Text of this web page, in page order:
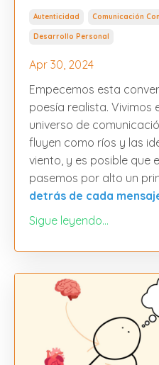
Autenticidad Comunicación
Desarrollo Personal
Apr 30, 2024
Empecemos esta
poesía realista. Vivimos
universo de
fluyen como ríos y las
viento, y es posible que
pasemos por alto un
detrás de cada
Sigue leyendo...